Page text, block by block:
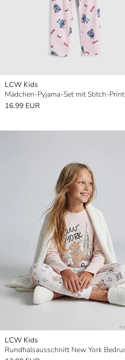
LCW Kids
Mädchen-Pyjama-Set mit Stitch-Print
16.99 EUR
LCW Kids